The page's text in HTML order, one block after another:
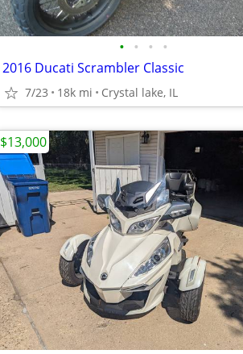
• • • •
2016 Ducati Scrambler Classic
7/23 18k mi Crystal lake, IL
$13,000